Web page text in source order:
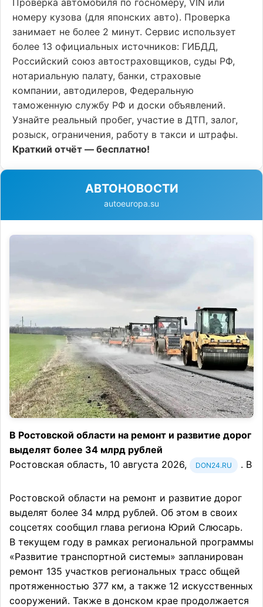
номеру кузова (для японских авто). Проверка
занимает не более 2 минут. Сервис использует
более 13 официальных источников: ГИБДД,
Российский союз автостраховщиков, суды РФ,
нотариальную палату, банки, страховые
компании, автодилеров, Федеральную
таможенную службу РФ и доски объявлений.
Узнайте реальный пробег, участие в ДТП, залог,
розыск, ограничения, работу в такси и штрафы.
Краткий отчёт — бесплатно!
АВТОНОВОСТИ
autoeuropa.su
В Ростовской области на ремонт и развитие дорог
выделят более 34 млрд рублей
Ростовская область, 10 августа 2026,
DON24.RU . В
Ростовской области на ремонт и развитие дорог
выделят более 34 млрд рублей. Об этом в своих
соцсетях сообщил глава региона Юрий Слюсарь.
В текущем году в рамках региональной программы
«Развитие транспортной системы» запланирован
ремонт 135 участков региональных трасс общей
протяженностью 377 км, а также 12 искусственных
сооружений. Также в донском крае продолжается